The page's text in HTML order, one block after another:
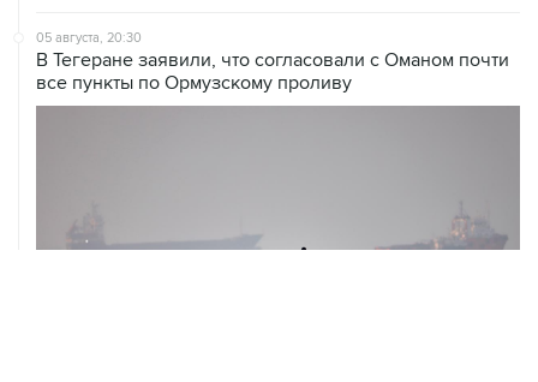
05 августа, 20:30
В Тегеране заявили, что согласовали с Оманом почти
все пункты по Ормузскому проливу